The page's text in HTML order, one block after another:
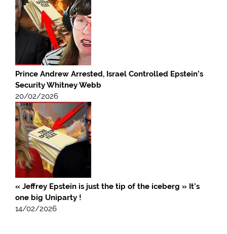
Prince Andrew Arrested, Israel Controlled Epstein’s
Security Whitney Webb
20/02/2026
« Jeffrey Epstein is just the tip of the iceberg » It’s
one big Uniparty !
14/02/2026